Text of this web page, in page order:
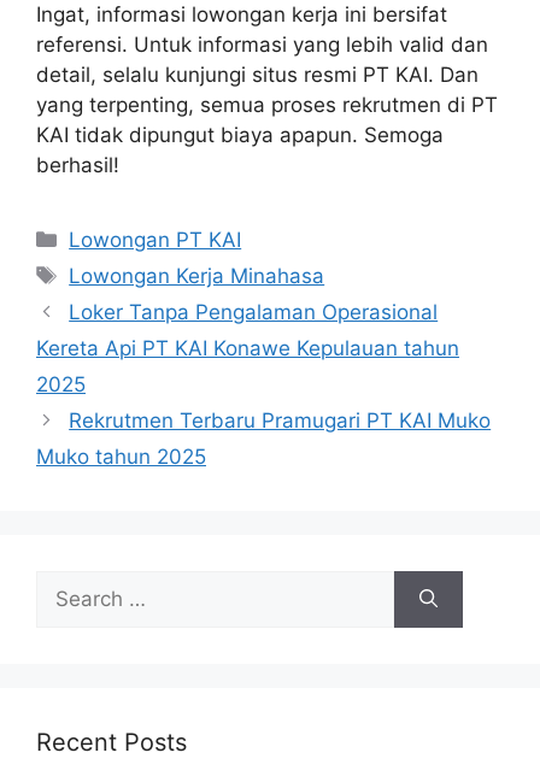
Ingat, informasi lowongan kerja ini bersifat
referensi. Untuk informasi yang lebih valid dan
detail, selalu kunjungi situs resmi PT KAI. Dan
yang terpenting, semua proses rekrutmen di PT
KAI tidak dipungut biaya apapun. Semoga
berhasil!
Categories
Lowongan PT KAI
Tags
Lowongan Kerja Minahasa
Loker Tanpa Pengalaman Operasional
Kereta Api PT KAI Konawe Kepulauan tahun
2025
Rekrutmen Terbaru Pramugari PT KAI Muko
Muko tahun 2025
for:
Recent Posts